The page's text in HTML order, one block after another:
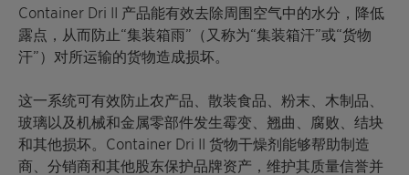
Container Dri II 产品能有效去除周围空气中的水分，降低
露点，从而防止“集装箱雨”（又称为“集装箱汗”或“货物
汗”）对所运输的货物造成损坏。
这一系统可有效防止农产品、散装食品、粉末、木制品、
玻璃以及机械和金属零部件发生霉变、翘曲、腐败、结块
和其他损坏。Container Dri II 货物干燥剂能够帮助制造
商、分销商和其他股东保护品牌资产，维护其质量信誉并